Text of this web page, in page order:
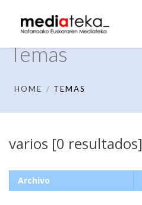
Temas
HOME TEMAS
varios [0 resultados]
Archivo